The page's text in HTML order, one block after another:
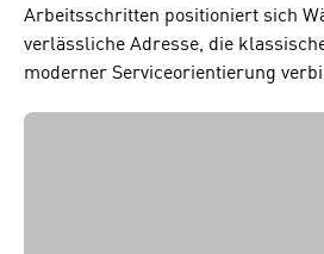
Arbeitsschritten positioniert sich
verlässliche Adresse, die
moderner Serviceorientierung